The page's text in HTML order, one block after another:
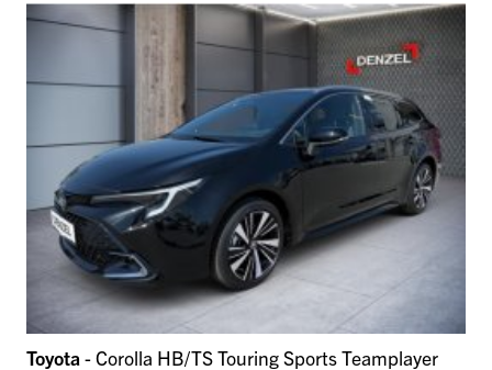
Toyota - Corolla HB/TS Touring Sports Teamplayer